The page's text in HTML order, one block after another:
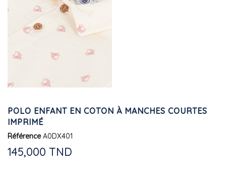
POLO ENFANT EN COTON À MANCHES COURTES
IMPRIMÉ
Référence A0DX401
145,000 TND